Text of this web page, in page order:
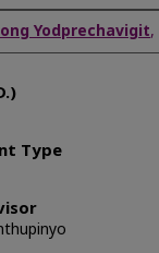
Yodprechavigit,
Type